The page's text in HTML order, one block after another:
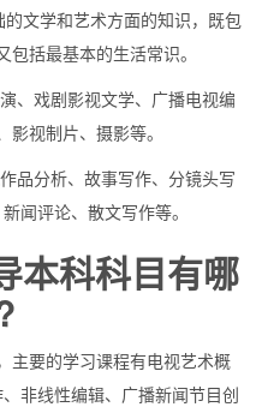
文学和艺术方面的知识，既包
括最基本的生活常识。
、戏剧影视文学、广播电视编
视制片、摄影等。
品分析、故事写作、分镜头写
闻评论、散文写作等。
本科科目有哪
主要的学习课程有电视艺术概
非线性编辑、广播新闻节目创